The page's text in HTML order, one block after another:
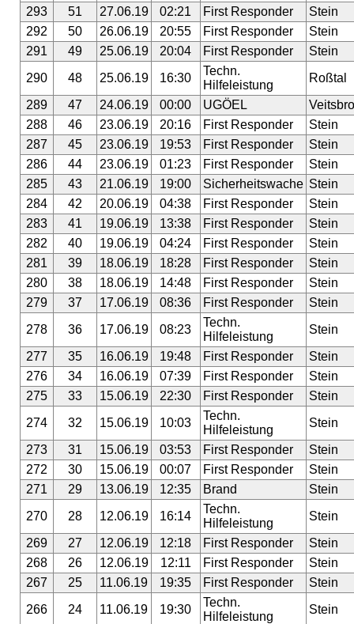
293
51 27.06.19 02:21 First Responder
Stein
292
50 26.06.19 20:55 First Responder
Stein
291
49 25.06.19 20:04 First Responder
Stein
290
48 25.06.19 16:30
Techn.
Hilfeleistung
Roßtal
289
47 24.06.19 00:00 UGÖEL
288
46 23.06.19 20:16 First Responder
Stein
287
45 23.06.19 19:53 First Responder
Stein
286
44 23.06.19 01:23 First Responder
Stein
285
43 21.06.19 19:00 Sicherheitswache Stein
284
42 20.06.19 04:38 First Responder
Stein
283
41 19.06.19 13:38 First Responder
Stein
282
40 19.06.19 04:24 First Responder
Stein
281
39 18.06.19 18:28 First Responder
Stein
280
38 18.06.19 14:48 First Responder
Stein
279
37 17.06.19 08:36 First Responder
Stein
278
36 17.06.19 08:23
Techn.
Hilfeleistung
Stein
277
35 16.06.19 19:48 First Responder
Stein
276
34 16.06.19 07:39 First Responder
Stein
275
33 15.06.19 22:30 First Responder
Stein
274
32 15.06.19 10:03
Techn.
Hilfeleistung
Stein
273
31 15.06.19 03:53 First Responder
Stein
272
30 15.06.19 00:07 First Responder
Stein
271
29 13.06.19 12:35 Brand
Stein
270
28 12.06.19 16:14
Techn.
Hilfeleistung
Stein
269
27 12.06.19 12:18 First Responder
Stein
268
26 12.06.19 12:11 First Responder
Stein
267
25 11.06.19 19:35 First Responder
Stein
266
24 11.06.19 19:30
Techn.
Hilfeleistung
Stein